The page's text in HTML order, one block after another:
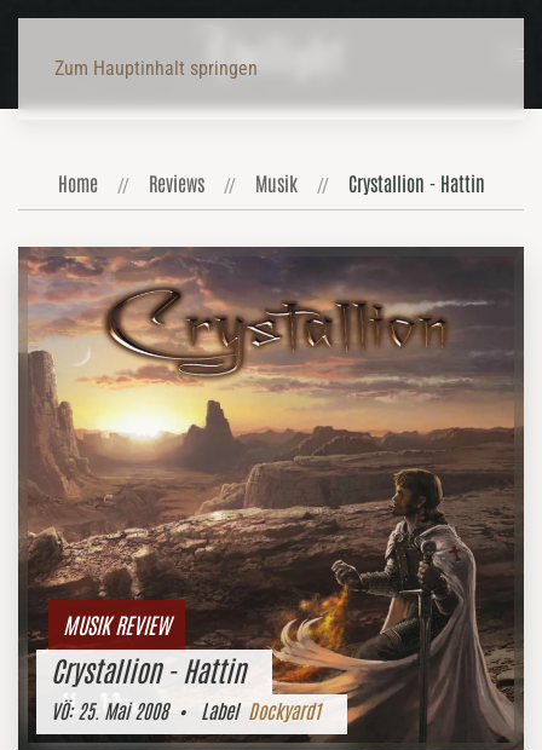
Zum Hauptinhalt springen
Home Reviews Musik Crystallion - Hattin
MUSIK REVIEW
Crystallion - Hattin
VÖ:25. Mai 2008• Label Dockyard1